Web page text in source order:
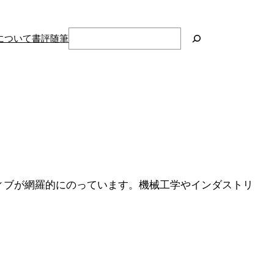
ついて書評随筆検
索
が網羅的にのっています。機械工学やインダストリ